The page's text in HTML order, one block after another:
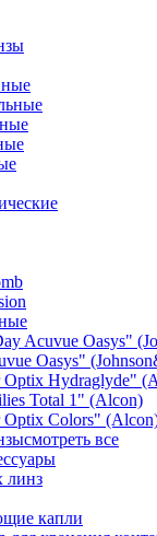
Acuvue Oasys"
Oasys"
Hydraglyde"
Total 1" (Alcon)
Colors"
смотреть все
линз
капли